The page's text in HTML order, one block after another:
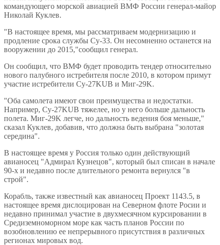
командующего морской авиацией ВМФ России генерал-майор
Николай Куклев.
"В настоящее время, мы рассматриваем модернизацию и
продление срока службы Су-33. Он несомненно останется на
вооружении до 2015,"сообщил генерал.
Он сообщил, что ВМФ будет проводить тендер относительно
нового палубного истребителя после 2010, в котором примут
участие истребители Су-27KUB и Миг-29K.
"Оба самолета имеют свои преимущества и недостатки.
Например, Су-27KUB тяжелее, но у него больше дальность
полета. Миг-29K легче, но дальность ведения боя меньше,"
сказал Куклев, добавив, что должна быть выбрана "золотая
середина".
В настоящее время у Россия только один действующий
авианосец "Адмирал Кузнецов", который был списан в начале
90-х и недавно после длительного ремонта вернулся "в
строй".
Корабль, также известный как авианосец Проект 1143.5, в
настоящее время дислоцирован на Северном флоте Росии и
недавно принимал участие в двухмесячном курсировании в
Средиземноморном море как часть планов России по
возобновлению ее непрерывного присутствия в различных
регионах мировых вод.